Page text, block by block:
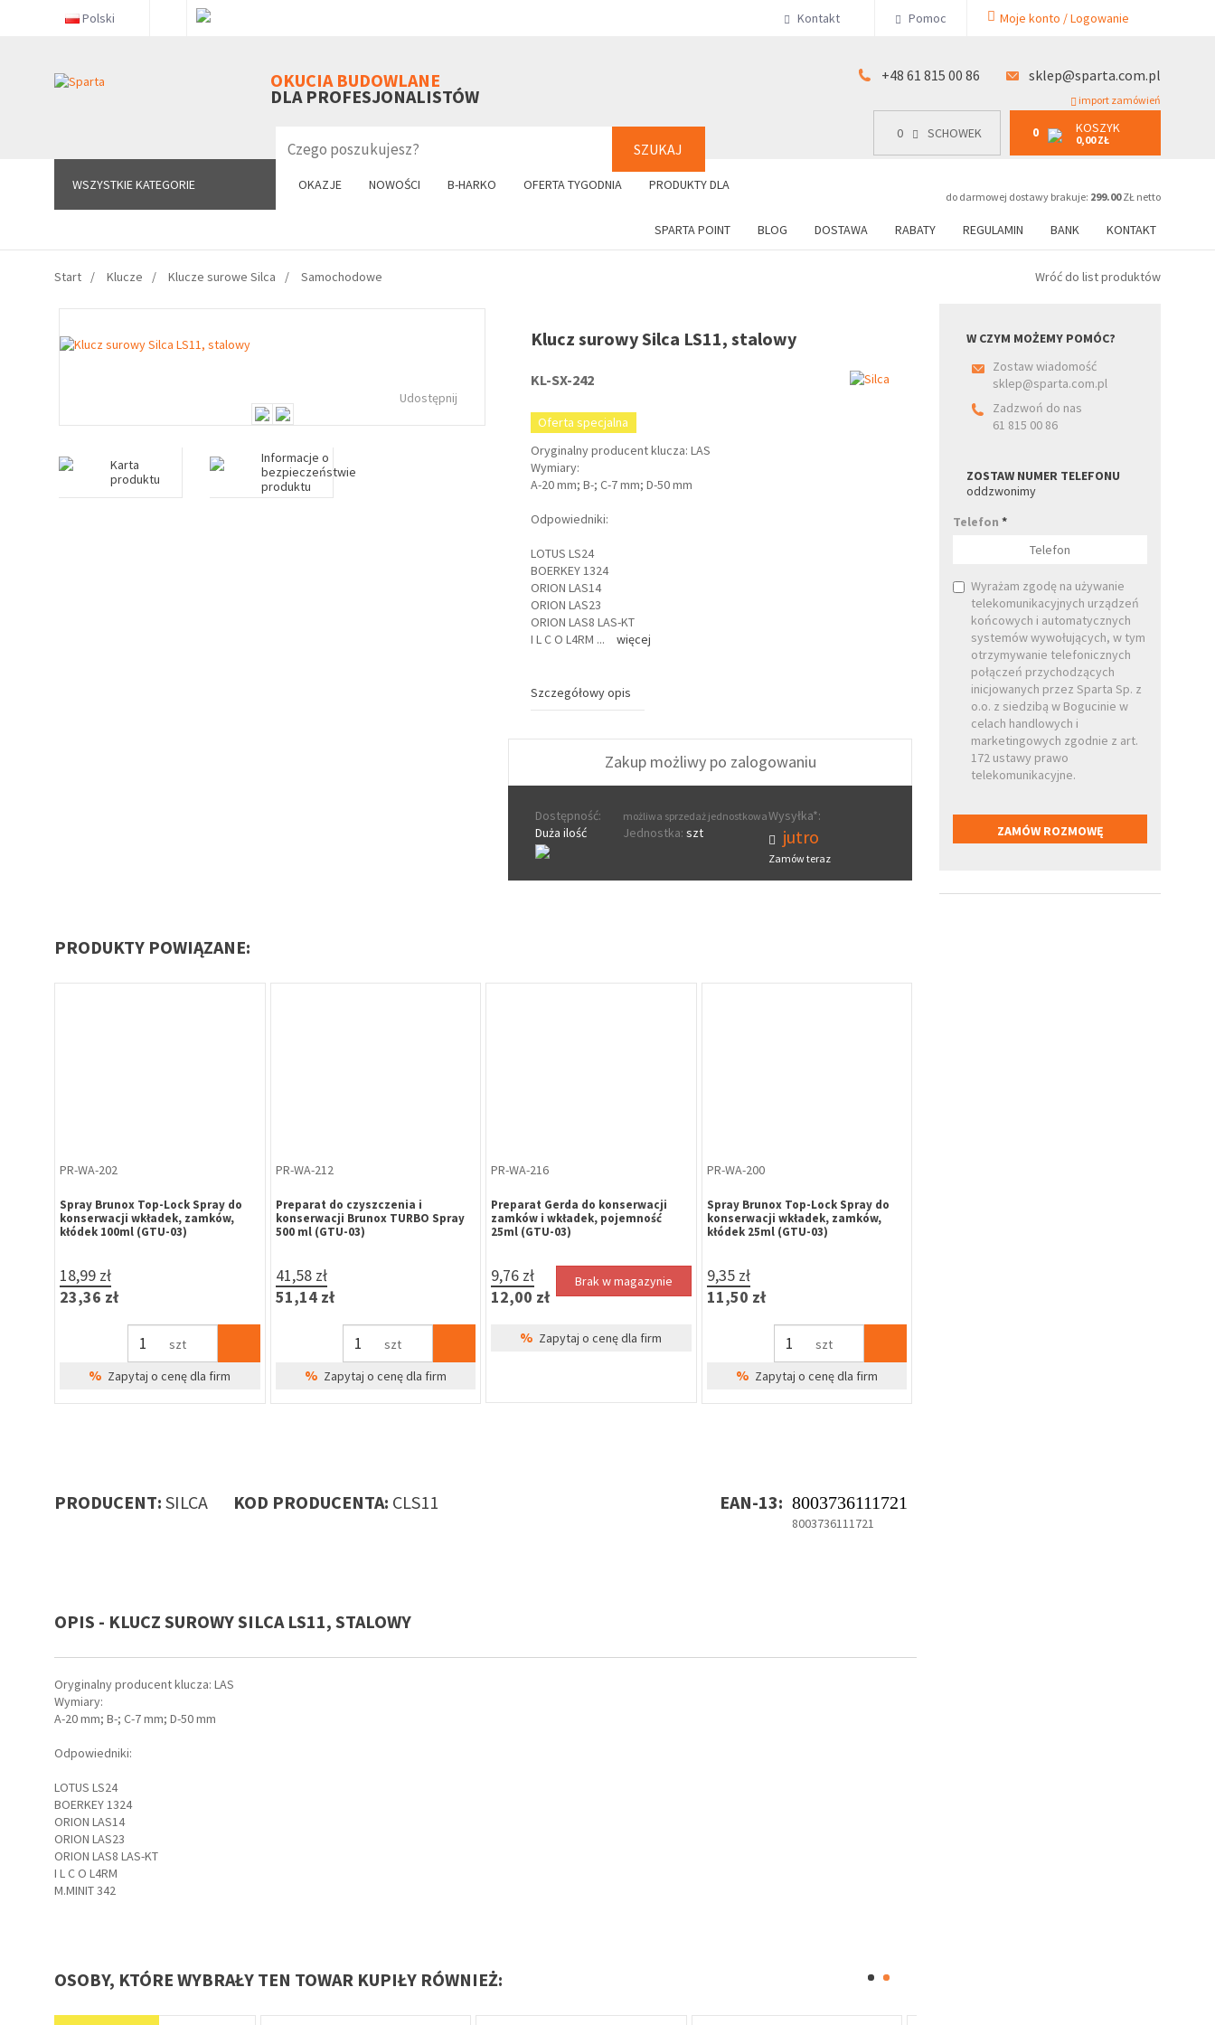
Polski Kontakt Pomoc Moje konto / Logowanie
OKUCIA BUDOWLANE
DLA PROFESJONALISTÓW
SZUKAJ
+48 61 815 00 86 sklep@sparta.com.pl
import zamówień
0 SCHOWEK 0 KOSZYK
0,00 ZŁ
do darmowej dostawy brakuje: 299.00ZŁ netto
WSZYSTKIE KATEGORIE OKAZJE NOWOŚCI B-HARKO OFERTA TYGODNIA PRODUKTY DLA
SPARTA POINT BLOG DOSTAWA RABATY REGULAMIN BANK KONTAKT
WSZYSTKIE KATEGORIE 0 SCHOWEK 0 KOSZYK
0,00 ZŁ
+48 61 815 00 86
Start Klucze Klucze surowe Silca Samochodowe Wróć do list produktów
Udostępnij
Karta
produktu
Informacje o
bezpieczeństwie
produktu
Klucz surowy Silca LS11, stalowy
KL-SX-242
Oferta specjalna
Oryginalny producent klucza: LAS
Wymiary:
A-20 mm; B-; C-7 mm; D-50 mm
Odpowiedniki:
LOTUS LS24
BOERKEY 1324
ORION LAS14
ORION LAS23
ORION LAS8 LAS-KT
I L C O L4RM ... więcej
Szczegółowy opis
Zakup możliwy po zalogowaniu
Dostępność:
Duża ilość
możliwa sprzedaż jednostkowa
Jednostka: szt
Wysyłka*:
jutro
Zamów teraz
PRODUKTY POWIĄZANE:
PR-WA-202
Spray Brunox Top-Lock Spray do
konserwacji wkładek, zamków,
kłódek 100ml (GTU-03)
18,99 zł
23,36 zł
szt
% Zapytaj o cenę dla firm
PR-WA-212
Preparat do czyszczenia i
konserwacji Brunox TURBO Spray
500 ml (GTU-03)
41,58 zł
51,14 zł
szt
% Zapytaj o cenę dla firm
PR-WA-216
Preparat Gerda do konserwacji
zamków i wkładek, pojemność
25ml (GTU-03)
9,76 zł
12,00 zł
Brak w magazynie
% Zapytaj o cenę dla firm
PR-WA-200
Spray Brunox Top-Lock Spray do
konserwacji wkładek, zamków,
kłódek 25ml (GTU-03)
9,35 zł
11,50 zł
szt
% Zapytaj o cenę dla firm
PRODUCENT: SILCA KOD PRODUCENTA: CLS11 EAN-13: 8003736111721
8003736111721
OPIS - KLUCZ SUROWY SILCA LS11, STALOWY
Oryginalny producent klucza: LAS
Wymiary:
A-20 mm; B-; C-7 mm; D-50 mm
Odpowiedniki:
LOTUS LS24
BOERKEY 1324
ORION LAS14
ORION LAS23
ORION LAS8 LAS-KT
I L C O L4RM
M.MINIT 342
OSOBY, KTÓRE WYBRAŁY TEN TOWAR KUPIŁY RÓWNIEŻ:
W CZYM MOŻEMY POMÓC?
Zostaw wiadomość
sklep@sparta.com.pl
Zadzwoń do nas
61 815 00 86
ZOSTAW NUMER TELEFONU
oddzwonimy
Telefon*
Wyrażam zgodę na używanie
telekomunikacyjnych urządzeń
końcowych i automatycznych
systemów wywołujących, w tym
otrzymywanie telefonicznych
połączeń przychodzących
inicjowanych przez Sparta Sp. z
o.o. z siedzibą w Bogucinie w
celach handlowych i
marketingowych zgodnie z art.
172 ustawy prawo
telekomunikacyjne.